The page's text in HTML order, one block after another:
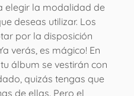
elegir la modalidad de
deseas utilizar. Los
por la disposición
verás, es mágico! En
álbum se vestirán con
quizás tengas que
de ellas. Pero el